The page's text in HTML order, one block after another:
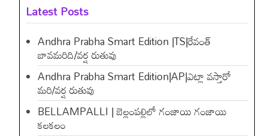
Latest Posts
Andhra Prabha Smart Edition |TS|రేవంత్​
బావమరిది/వర్ష రుతువు
Andhra Prabha Smart Edition|AP|ఎట్లా వస్తారో
మరి/వర్ష రుతువు
BELLAMPALLI | బెల్లంపల్లిలో గంజాయి గంజాయి
కలకలం